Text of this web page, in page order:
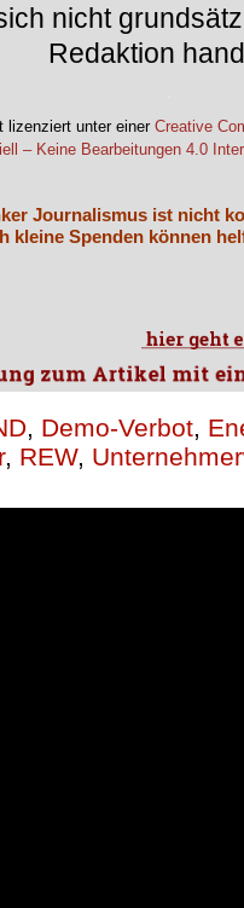
nicht
Redaktion
lizenziert unter einer Creative
– Keine Bearbeitungen 4.0
Journalismus ist nicht
kleine Spenden können
, Demo-Verbot,
, REW,